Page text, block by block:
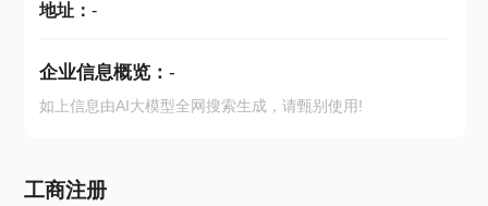
地址： -
企业信息概览： -
如上信息由AI大模型全网搜索生成，请甄别使用!
工商注册